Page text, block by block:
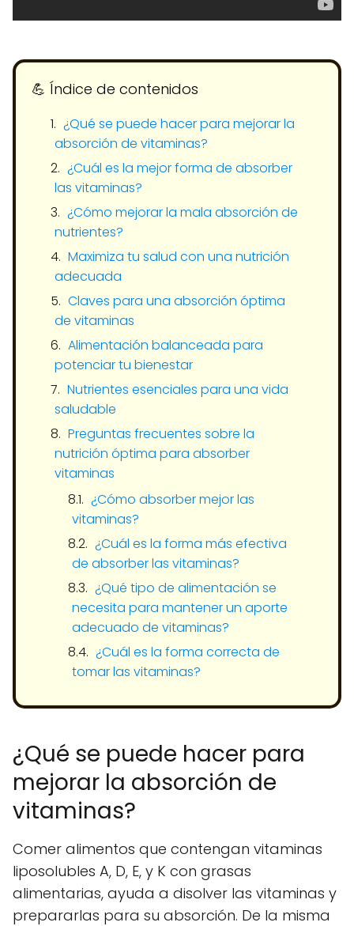
💪​ Índice de contenidos
¿Qué se puede hacer para mejorar la
absorción de vitaminas?
¿Cuál es la mejor forma de absorber
las vitaminas?
¿Cómo mejorar la mala absorción de
nutrientes?
Maximiza tu salud con una nutrición
adecuada
Claves para una absorción óptima
de vitaminas
Alimentación balanceada para
potenciar tu bienestar
Nutrientes esenciales para una vida
saludable
Preguntas frecuentes sobre la
nutrición óptima para absorber
vitaminas
¿Cómo absorber mejor las
vitaminas?
¿Cuál es la forma más efectiva
de absorber las vitaminas?
¿Qué tipo de alimentación se
necesita para mantener un aporte
adecuado de vitaminas?
¿Cuál es la forma correcta de
tomar las vitaminas?
¿Qué se puede hacer para
mejorar la absorción de
vitaminas?
Comer alimentos que contengan vitaminas
liposolubles A, D, E, y K con grasas
alimentarias, ayuda a disolver las vitaminas y
prepararlas para su absorción. De la misma